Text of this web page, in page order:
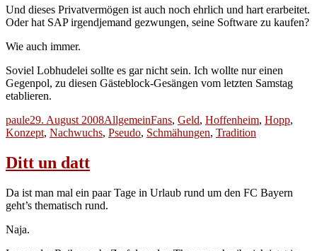
Und dieses Privatvermögen ist auch noch ehrlich und hart erarbeitet.
Oder hat SAP irgendjemand gezwungen, seine Software zu kaufen?
Wie auch immer.
Soviel Lobhudelei sollte es gar nicht sein. Ich wollte nur einen
Gegenpol, zu diesen Gästeblock-Gesängen vom letzten Samstag
etablieren.
Autor
pauleVeröffentlicht
am
29. August 2008Kategorien
AllgemeinSchlagwörter
Fans, Geld, Hoffenheim, Hopp,
Konzept, Nachwuchs, Pseudo, Schmähungen, Tradition
Ditt un datt
Da ist man mal ein paar Tage in Urlaub rund um den FC Bayern
geht’s thematisch rund.
Naja.